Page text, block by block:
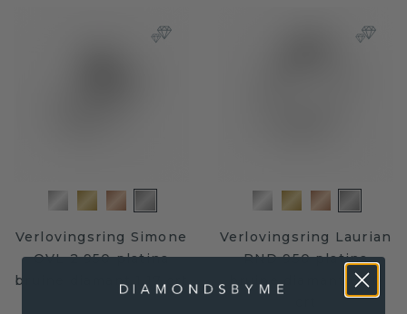
Verlovingsring Simone
OVL 2 950 platina
bruine diamant 1.17 crt
Verlovingsring Laurian
RND 950 platina
bruine diamant 0.70